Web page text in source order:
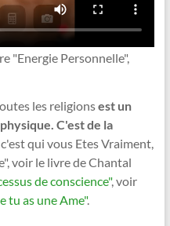
"Energie Personnelle",
les religionsest un
C'est de la
qui vous Etes Vraiment,
voir le livre de Chantal
de conscience", voir
tu as une Ame".